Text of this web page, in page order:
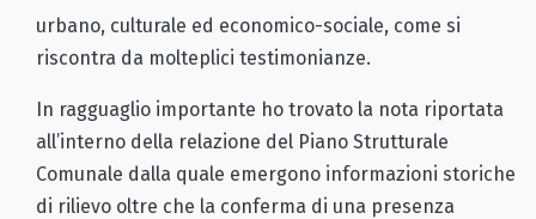
urbano, culturale ed economico-sociale, come si
riscontra da molteplici testimonianze.
In ragguaglio importante ho trovato la nota riportata
all’interno della relazione del Piano Strutturale
Comunale dalla quale emergono informazioni storiche
di rilievo oltre che la conferma di una presenza